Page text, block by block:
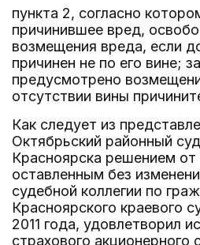
пункта 2, согласно
причинившее вред,
возмещения вреда, если
причинен не по его вине;
предусмотрено
отсутствии вины
Как следует из
Октябрьский районный
Красноярска решением от
оставленным без
судебной коллегии по
Красноярского краевого
2011 года, удовлетворил
страхового акционерного